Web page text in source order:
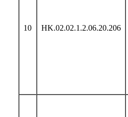
10 HK.02.02.1.2.06.20.206